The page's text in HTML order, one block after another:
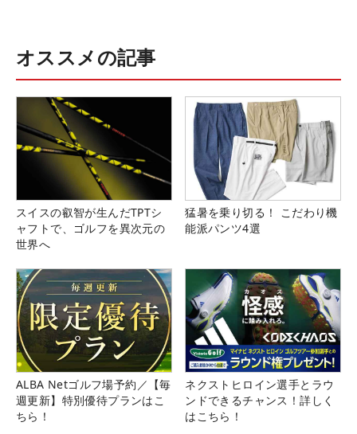
オススメの記事
スイスの叡智が生んだTPTシ
ャフトで、ゴルフを異次元の
世界へ
猛暑を乗り切る！ こだわり機
能派パンツ4選
ALBA Netゴルフ場予約／【毎
週更新】特別優待プランはこ
ちら！
ネクストヒロイン選手とラウ
ンドできるチャンス！詳しく
はこちら！